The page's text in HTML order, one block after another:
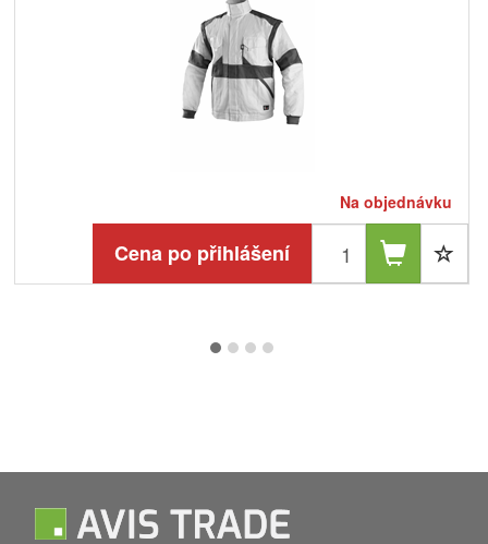
Na objednávku
Cena po přihlášení